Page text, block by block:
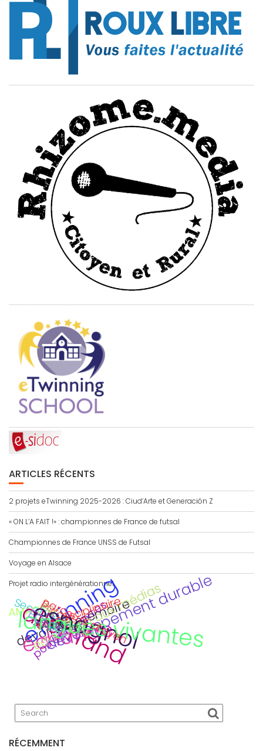
ARTICLES RÉCENTS
2 projets eTwinning 2025-2026 : Ciud’Arte et Generación Z
« ON L’A FAIT !» : championnes de France de futsal
Championnes de France UNSS de Futsal
Voyage en Alsace
Projet radio intergénérationnel
devoir de mémoire
Secondes
eTwinning
AMAC
échange
CDIViaje
jeu
portes ouvertes
allemand
éducation aux médias
développement durable
Barcelona
interdisciplinaire
espagnol
Calitom
traduction
langues vivantes
ECLORE
parcours citoyen
RÉCEMMENT